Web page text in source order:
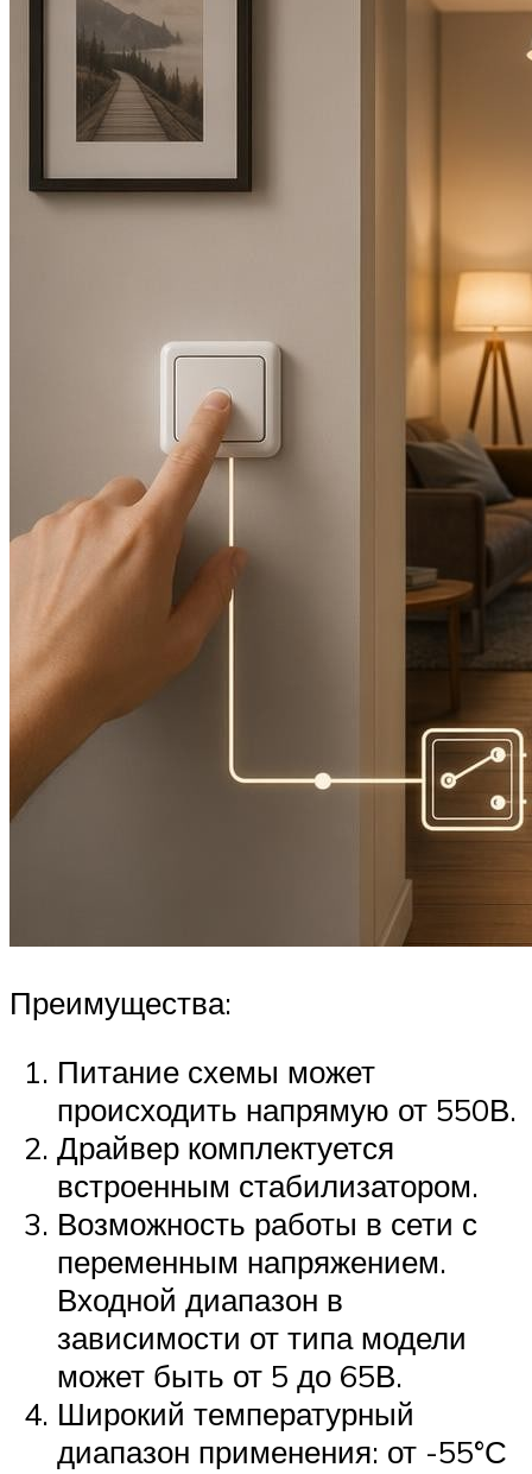
Преимущества:
Питание схемы может
происходить напрямую от 550В.
Драйвер комплектуется
встроенным стабилизатором.
Возможность работы в сети с
переменным напряжением.
Входной диапазон в
зависимости от типа модели
может быть от 5 до 65В.
Широкий температурный
диапазон применения: от -55°С